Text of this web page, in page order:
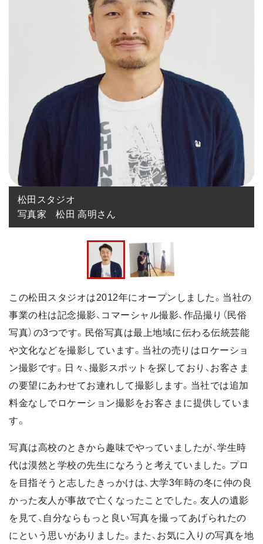
松田スタジオ
写真家　松田 高明さん
この松田スタジオは2012年にオープンしました。当社の
事業の柱は記念撮影、コマーシャル撮影、作品撮り（民俗
写真）の3つです。民俗写真は最上地域に伝わる伝統芸能
や文化などを撮影しています。当社の売りはロケーショ
ン撮影です。日々、撮影スポットを探しており、お客さま
の要望にあわせてお連れして撮影します。当社では追加
料金なしでロケーション撮影をお客さまに提供していま
す。
写真は高校のときから趣味でやっていましたが、学生時
代は漠然と学校の先生になろうと考えていました。プロ
を目指そうと志したきっかけは、大学3年時の冬に仲の良
かった友人が事故で亡くなったことでした。友人の遺影
を見て、自分ならもっと良い写真を撮ってあげられたの
にという思いがありました。また、お気に入りの写真を地